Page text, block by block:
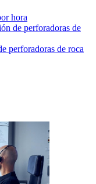
hora
de perforadoras de
perforadoras de roca